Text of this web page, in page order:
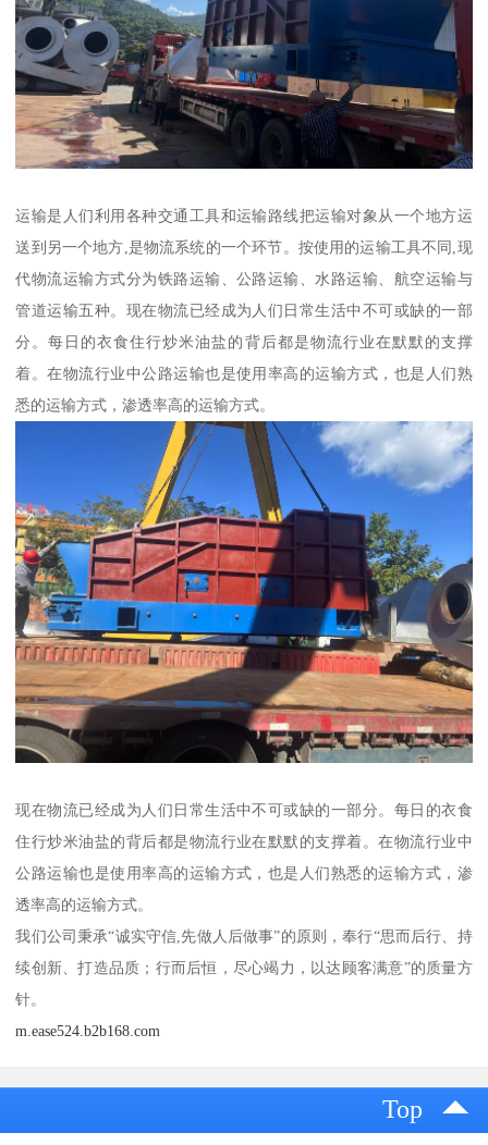
运输是人们利用各种交通工具和运输路线把运输对象从一个地方运
送到另一个地方,是物流系统的一个环节。按使用的运输工具不同,现
代物流运输方式分为铁路运输、公路运输、水路运输、航空运输与
管道运输五种。现在物流已经成为人们日常生活中不可或缺的一部
分。每日的衣食住行炒米油盐的背后都是物流行业在默默的支撑
着。在物流行业中公路运输也是使用率高的运输方式，也是人们熟
悉的运输方式，渗透率高的运输方式。
现在物流已经成为人们日常生活中不可或缺的一部分。每日的衣食
住行炒米油盐的背后都是物流行业在默默的支撑着。在物流行业中
公路运输也是使用率高的运输方式，也是人们熟悉的运输方式，渗
透率高的运输方式。
我们公司秉承“诚实守信,先做人后做事”的原则，奉行“思而后行、持
续创新、打造品质；行而后恒，尽心竭力，以达顾客满意”的质量方
针。
m.ease524.b2b168.com
Top